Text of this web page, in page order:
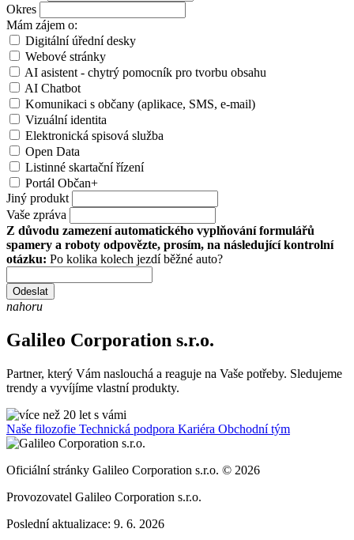
Okres
Mám zájem o:
Digitální úřední desky
Webové stránky
AI asistent - chytrý pomocník pro tvorbu obsahu
AI Chatbot
Komunikaci s občany (aplikace, SMS, e-mail)
Vizuální identita
Elektronická spisová služba
Open Data
Listinné skartační řízení
Portál Občan+
Jiný produkt
Vaše zpráva
Z důvodu zamezení automatického vyplňování formulářů
spamery a roboty odpovězte, prosím, na následující kontrolní
otázku: Po kolika kolech jezdí běžné auto?
Odeslat
nahoru
Galileo Corporation s.r.o.
Partner, který Vám naslouchá a reaguje na Vaše potřeby. Sledujeme
trendy a vyvíjíme vlastní produkty.
Naše filozofie Technická podpora Kariéra Obchodní tým
Oficiální stránky Galileo Corporation s.r.o. © 2026
Provozovatel Galileo Corporation s.r.o.
Poslední aktualizace: 9. 6. 2026